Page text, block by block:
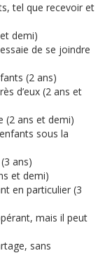
tel que recevoir et
demi)
de se joindre
(2 ans)
d’eux (2 ans et
(2 ans et demi)
sous la
ans)
et demi)
en particulier (3
mais il peut
sans